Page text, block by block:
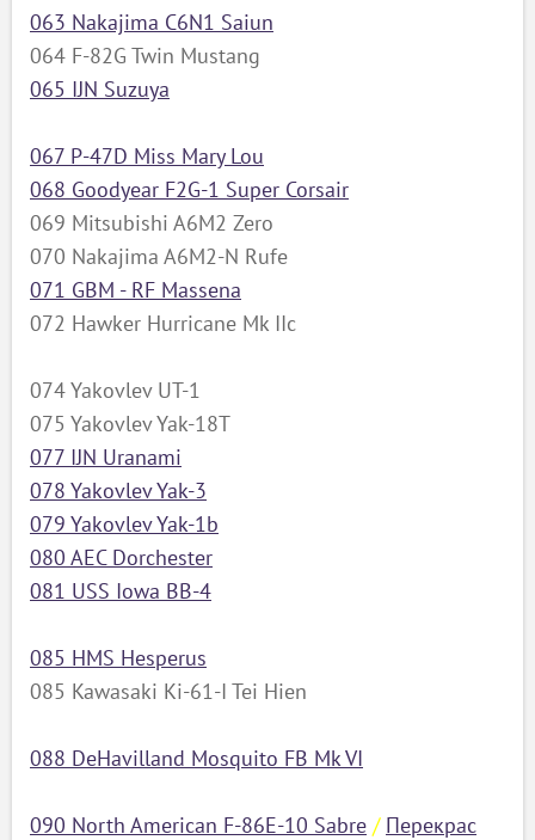
063 Nakajima C6N1 Saiun
064 F-82G Twin Mustang
065 IJN Suzuya
067 P-47D Miss Mary Lou
068 Goodyear F2G-1 Super Corsair
069 Mitsubishi A6M2 Zero
070 Nakajima A6M2-N Rufe
071 GBM - RF Massena
072 Hawker Hurricane Mk IIc
074 Yakovlev UT-1
075 Yakovlev Yak-18T
077 IJN Uranami
078 Yakovlev Yak-3
079 Yakovlev Yak-1b
080 AEC Dorchester
081 USS Iowa BB-4
085 HMS Hesperus
085 Kawasaki Ki-61-I Tei Hien
088 DeHavilland Mosquito FB Mk VI
090 North American F-86E-10 Sabre / Перекрас